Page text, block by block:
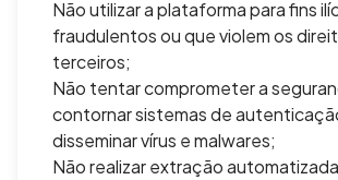
Não utilizar a plataforma para fins
fraudulentos ou que violem os
terceiros;
Não tentar comprometer a
contornar sistemas de
disseminar vírus e malwares;
Não realizar extração